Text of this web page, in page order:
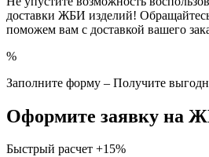
доставки ЖБИ изделий!
поможем вам с доставкой вашего
%
Заполните форму – Получите
Оформите заявку на
Быстрый расчет +15%